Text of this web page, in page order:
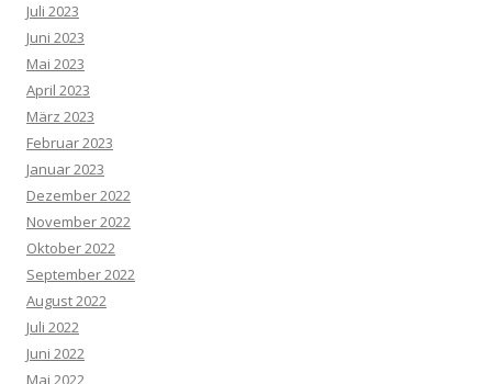
Juli 2023
Juni 2023
Mai 2023
April 2023
März 2023
Februar 2023
Januar 2023
Dezember 2022
November 2022
Oktober 2022
September 2022
August 2022
Juli 2022
Juni 2022
Mai 2022